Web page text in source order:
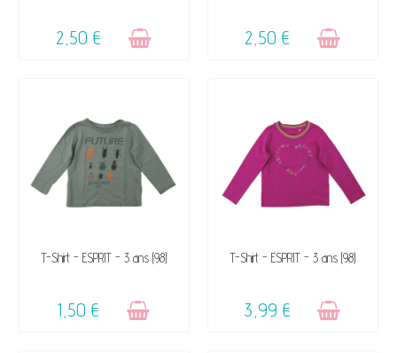
2,50 € 2,50 €
VENDU, VICTIME DE SON
T-Shirt - ESPRIT - 3 ans (98)
1,50 €
VENDU, VICTIME DE SON
T-Shirt - ESPRIT - 3 ans (98)
3,99 €